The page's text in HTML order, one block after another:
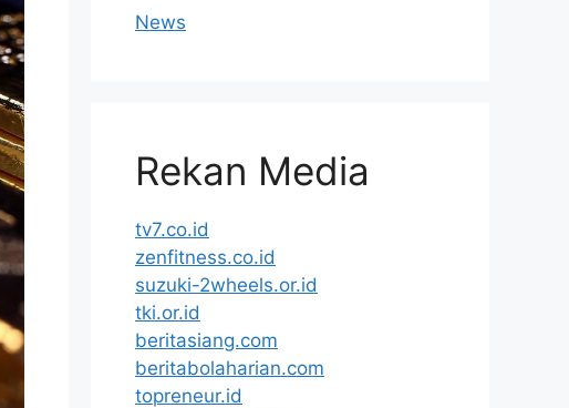
News
Rekan Media
tv7.co.id
zenfitness.co.id
suzuki-2wheels.or.id
tki.or.id
beritasiang.com
beritabolaharian.com
topreneur.id